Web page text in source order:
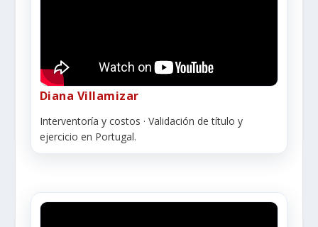
Diana Villamizar
Interventoría y costos · Validación de título y
ejercicio en Portugal.